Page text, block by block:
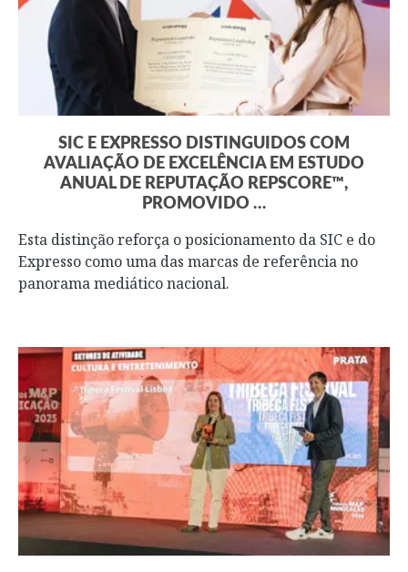
SIC E EXPRESSO DISTINGUIDOS COM
AVALIAÇÃO DE EXCELÊNCIA EM ESTUDO
ANUAL DE REPUTAÇÃO REPSCORE™,
PROMOVIDO …
Esta distinção reforça o posicionamento da SIC e do
Expresso como uma das marcas de referência no
panorama mediático nacional.